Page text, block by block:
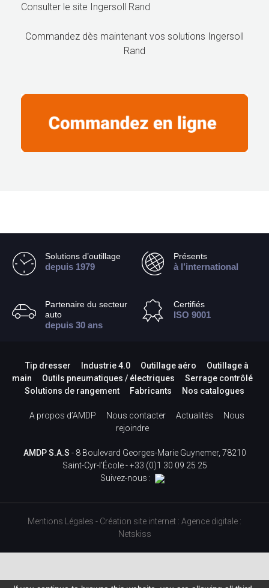
Consulter le site Ingersoll Rand
Commandez dès maintenant vos solutions Ingersoll
Rand
Solutions d’outillage
depuis 1979
Présents
à l’international
Partenaire du secteur
auto
depuis 30 ans
Certifiés
ISO 9001
Tip dresser Industrie 4.0 Outillage aéro
Outillage à
main
Outils pneumatiques / électriques
Serrage contrôlé
Solutions de rangement
Fabricants Nos catalogues
A propos d’AMDP Nous contacter Actualités
Nous
rejoindre
AMDP S.A.S - 8 Boulevard Georges-Marie Guynemer, 78210
Saint-Cyr-l'École -+33 (0)1 30 09 25 25
Suivez-nous :
Mentions Légales - Création site internet : Agence digitale :
Netskiss